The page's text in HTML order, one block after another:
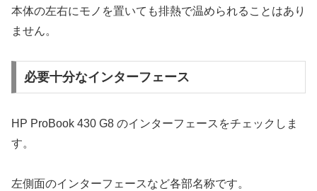
本体の左右にモノを置いても排熱で温められることはあり
ません。
必要十分なインターフェース
HP ProBook 430 G8 のインターフェースをチェックしま
す。
左側面のインターフェースなど各部名称です。